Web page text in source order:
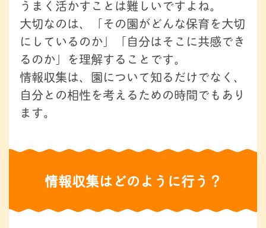
うまく活かすことは難しいですよね。
大切なのは、「その園がどんな保育を大切
にしているのか」「自分はそこに共感でき
るのか」を理解することです。
情報収集は、園について知るだけでなく、
自分との相性を考えるための時間でもあり
ます。
情報収集はどのように行う？